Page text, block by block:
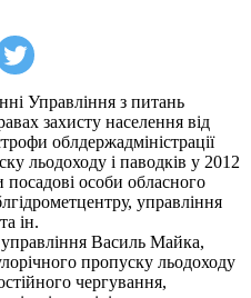
Управління з питань
захисту населення від
облдержадміністрації
льодоходу і паводків у 2012
посадові особи обласного
управління
ін.
Василь Майка,
пропуску льодоходу
чергування,